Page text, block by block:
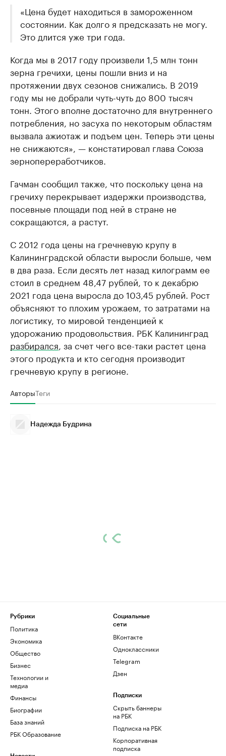
«Цена будет находиться в замороженном
состоянии. Как долго я предсказать не могу.
Это длится уже три года.
Когда мы в 2017 году произвели 1,5 млн тонн
зерна гречихи, цены пошли вниз и на
протяжении двух сезонов снижались. В 2019
году мы не добрали чуть-чуть до 800 тысяч
тонн. Этого вполне достаточно для внутреннего
потребления, но засуха по некоторым областям
вызвала ажиотаж и подъем цен. Теперь эти цены
не снижаются», — констатировал глава Союза
зернопереработчиков.
Гачман сообщил также, что поскольку цена на
гречиху перекрывает издержки производства,
посевные площади под ней в стране не
сокращаются, а растут.
С 2012 года цены на гречневую крупу в
Калининградской области выросли больше, чем
в два раза. Если десять лет назад килограмм ее
стоил в среднем 48,47 рублей, то к декабрю
2021 года цена выросла до 103,45 рублей. Рост
объясняют то плохим урожаем, то затратами на
логистику, то мировой тенденцией к
удорожанию продовольствия. РБК Калининград
разбирался , за счет чего все-таки растет цена
этого продукта и кто сегодня производит
гречневую крупу в регионе.
АвторыТеги
Надежда Будрина
Рубрики
Политика
Экономика
Общество
Бизнес
Технологии и
медиа
Финансы
Биографии
База знаний
РБК Образование
Социальные
сети
ВКонтакте
Одноклассники
Telegram
Дзен
Подписки
Скрыть баннеры
на РБК
Подписка на РБК
Корпоративная
подписка